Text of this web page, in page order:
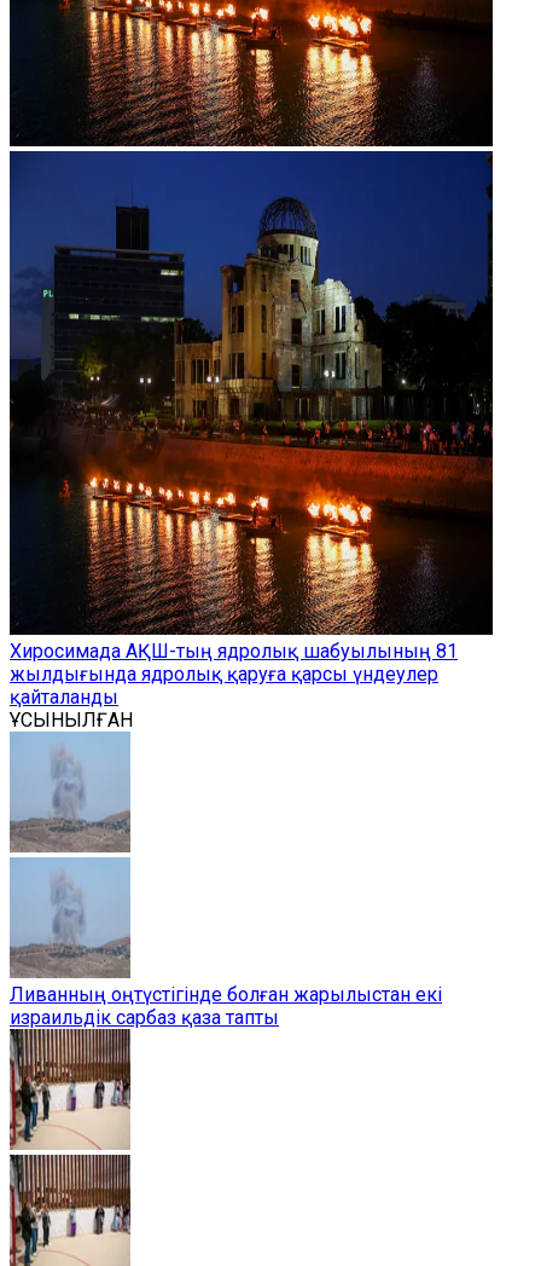
Хиросимада АҚШ-тың ядролық шабуылының 81
жылдығында ядролық қаруға қарсы үндеулер
қайталанды
ҰСЫНЫЛҒАН
Ливанның оңтүстігінде болған жарылыстан екі
израильдік сарбаз қаза тапты